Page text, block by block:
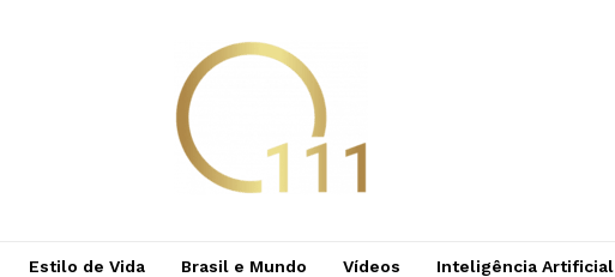
Estilo de Vida Brasil e Mundo Vídeos Inteligência Artificial